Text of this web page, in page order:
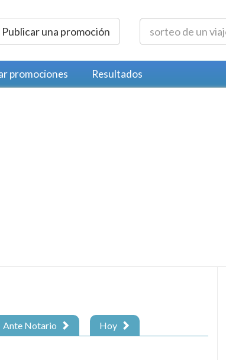
Publicar una promoción
promociones Resultados
Ante Notario Hoy